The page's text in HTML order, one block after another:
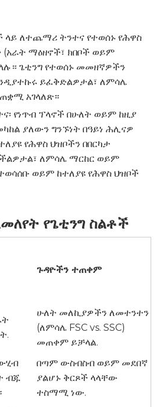
ላይ ለተጨማሪ ትንተና የተወሰኑ የሕዋስ
(አራት ማዕዘኖች፣ ክበቦች ወይም
ጌቲንግ የተወሰኑ መመዘኛዎችን
ይፈቅድልዎታል፣ ለምሳሌ
አገላለጽ።
የነጥብ ፕላኖች በሁለት ወይም ከዚያ
ያለውን ግንኙነት በዓይነ ሕሊናዎ
የሕዋስ ህዝቦችን በበርካታ
ለምሳሌ ማርከር ወይም
ወይም ከተለያዩ የሕዋስ ህዝቦች
የጌቲንግ ስልቶች
ጉዳዮችን ተጠቀም
ሁለት መለኪያዎችን ለመተንተን
(ለምሳሌ FSC vs. SSC)
መጠቀም ይቻላል.
ብጁ
በጣም ውስብስብ ወይም መደበኛ
ያልሆኑ ቅርጾች ላላቸው
ተስማሚ ነው.